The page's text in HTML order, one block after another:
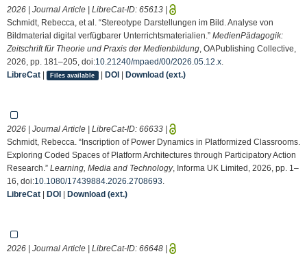
2026 | Journal Article | LibreCat-ID: 65613 |
Schmidt, Rebecca, et al. “Stereotype Darstellungen im Bild. Analyse von
Bildmaterial digital verfügbarer Unterrichtsmaterialien.” MedienPädagogik:
Zeitschrift für Theorie und Praxis der Medienbildung , OAPublishing Collective,
2026, pp. 181–205, doi:10.21240/mpaed/00/2026.05.12.x
LibreCat | Files available | DOI| Download (ext.)
2026 | Journal Article | LibreCat-ID: 66633 |
Schmidt, Rebecca. “Inscription of Power Dynamics in Platformized Classrooms.
Exploring Coded Spaces of Platform Architectures through Participatory Action
Research.” Learning, Media and Technology, Informa UK Limited, 2026, pp. 1–
16, doi:10.1080/17439884.2026.2708693
LibreCat | DOI | Download (ext.)
2026 | Journal Article | LibreCat-ID: 66648 |